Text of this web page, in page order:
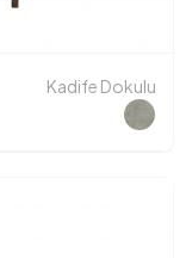
Kadife Dokulu